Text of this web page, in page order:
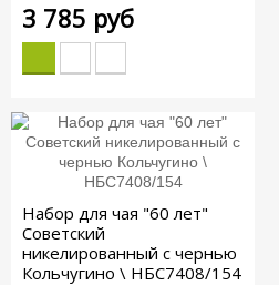
3 785 руб
Набор для чая "60 лет"
Советский
никелированный с чернью
Кольчугино \ НБС7408/154